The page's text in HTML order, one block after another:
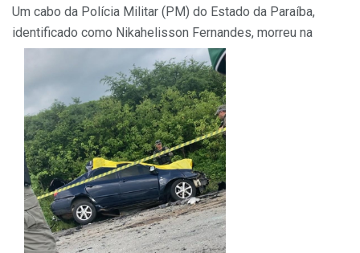
Um cabo da Polícia Militar (PM) do Estado da Paraíba,
identificado como Nikahelisson Fernandes, morreu na